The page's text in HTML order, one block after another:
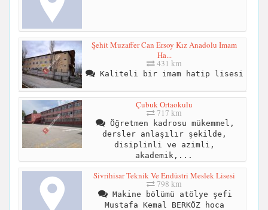
Şehit Muzaffer Can Ersoy Kız Anadolu Imam
Ha...
431 km
Kaliteli bir imam hatip lisesi
Çubuk Ortaokulu
717 km
Öğretmen kadrosu mükemmel,
dersler anlaşılır şekilde,
disiplinli ve azimli,
akademik,...
Sivrihisar Teknik Ve Endüstri Meslek Lisesi
798 km
Makine bölümü atölye şefi
Mustafa Kemal BERKÖZ hoca